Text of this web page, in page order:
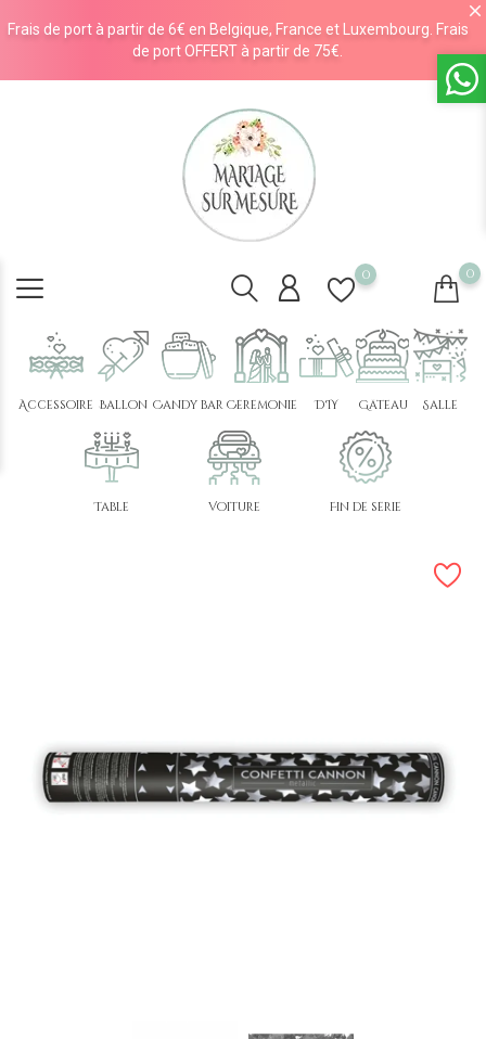
Frais de port à partir de 6€ en Belgique, France et Luxembourg. Frais
de port OFFERT à partir de 75€.
0 0
Accessoire Ballon Candy bar Cérémonie DIY Gâteau Salle
Table Voiture Fin de série